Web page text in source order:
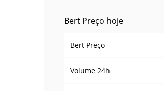
Bert Preço hoje
Bert Preço
Volume 24h